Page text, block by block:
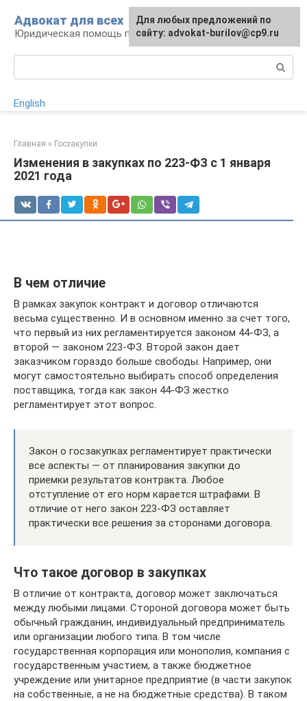
контенту
Адвокат для всех
Юридическая помощь по любому вопросу
English
Главная » Госзакупки
Изменения в закупках по 223-ФЗ с 1 января
2021 года
В чем отличие
В рамках закупок контракт и договор отличаются
весьма существенно. И в основном именно за счет того,
что первый из них регламентируется законом 44-ФЗ, а
второй — законом 223-ФЗ. Второй закон дает
заказчиком гораздо больше свободы. Например, они
могут самостоятельно выбирать способ определения
поставщика, тогда как закон 44-ФЗ жестко
регламентирует этот вопрос.
Закон о госзакупках регламентирует практически
все аспекты — от планирования закупки до
приемки результатов контракта. Любое
отступление от его норм карается штрафами. В
отличие от него закон 223-ФЗ оставляет
практически все решения за сторонами договора.
Что такое договор в закупках
В отличие от контракта, договор может заключаться
между любыми лицами. Стороной договора может быть
обычный гражданин, индивидуальный предприниматель
или организации любого типа. В том числе
государственная корпорация или монополия, компания с
государственным участием, а также бюджетное
учреждение или унитарное предприятие (в части закупок
на собственные, а не на бюджетные средства). В таком
Для любых предложений по
сайту: advokat-burilov@cp9.ru